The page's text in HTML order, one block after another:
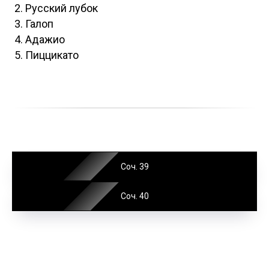
Русский лубок
Галоп
Адажио
Пиццикато
Соч. 39
Соч. 40